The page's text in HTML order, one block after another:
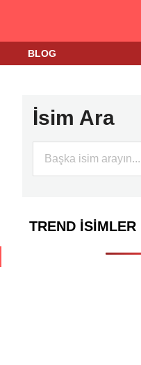
BLOG
İsim Ara
TREND İSIMLER